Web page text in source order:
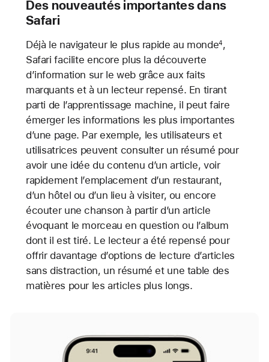
Des nouveautés importantes dans
Safari
Déjà le navigateur le plus rapide au monde4,
Safari facilite encore plus la découverte
d’information sur le web grâce aux faits
marquants et à un lecteur repensé. En tirant
parti de l’apprentissage machine, il peut faire
émerger les informations les plus importantes
d’une page. Par exemple, les utilisateurs et
utilisatrices peuvent consulter un résumé pour
avoir une idée du contenu d’un article, voir
rapidement l’emplacement d’un restaurant,
d’un hôtel ou d’un lieu à visiter, ou encore
écouter une chanson à partir d’un article
évoquant le morceau en question ou l’album
dont il est tiré. Le lecteur a été repensé pour
offrir davantage d’options de lecture d’articles
sans distraction, un résumé et une table des
matières pour les articles plus longs.